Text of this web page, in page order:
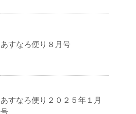
あすなろ便り８月号
あすなろ便り２０２５年１月
号